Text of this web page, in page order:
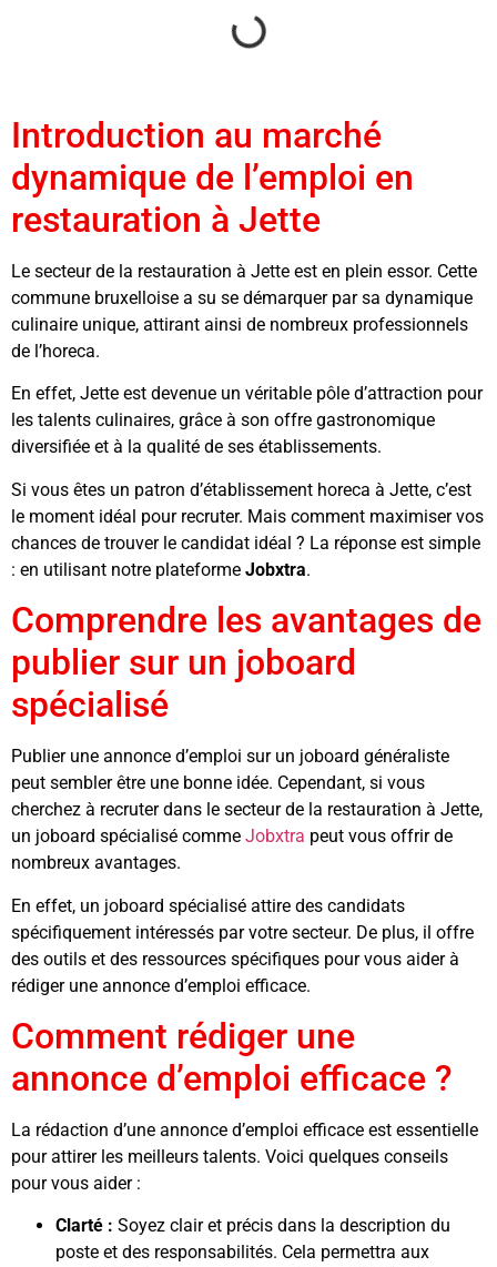
Introduction au marché
dynamique de l’emploi en
restauration à Jette
Le secteur de la restauration à Jette est en plein essor. Cette
commune bruxelloise a su se démarquer par sa dynamique
culinaire unique, attirant ainsi de nombreux professionnels
de l’horeca.
En effet, Jette est devenue un véritable pôle d’attraction pour
les talents culinaires, grâce à son offre gastronomique
diversifiée et à la qualité de ses établissements.
Si vous êtes un patron d’établissement horeca à Jette, c’est
le moment idéal pour recruter. Mais comment maximiser vos
chances de trouver le candidat idéal ? La réponse est simple
: en utilisant notre plateforme Jobxtra.
Comprendre les avantages de
publier sur un joboard
spécialisé
Publier une annonce d’emploi sur un joboard généraliste
peut sembler être une bonne idée. Cependant, si vous
cherchez à recruter dans le secteur de la restauration à Jette,
un joboard spécialisé comme Jobxtra peut vous offrir de
nombreux avantages.
En effet, un joboard spécialisé attire des candidats
spécifiquement intéressés par votre secteur. De plus, il offre
des outils et des ressources spécifiques pour vous aider à
rédiger une annonce d’emploi efficace.
Comment rédiger une
annonce d’emploi efficace ?
La rédaction d’une annonce d’emploi efficace est essentielle
pour attirer les meilleurs talents. Voici quelques conseils
pour vous aider :
Clarté : Soyez clair et précis dans la description du
poste et des responsabilités. Cela permettra aux